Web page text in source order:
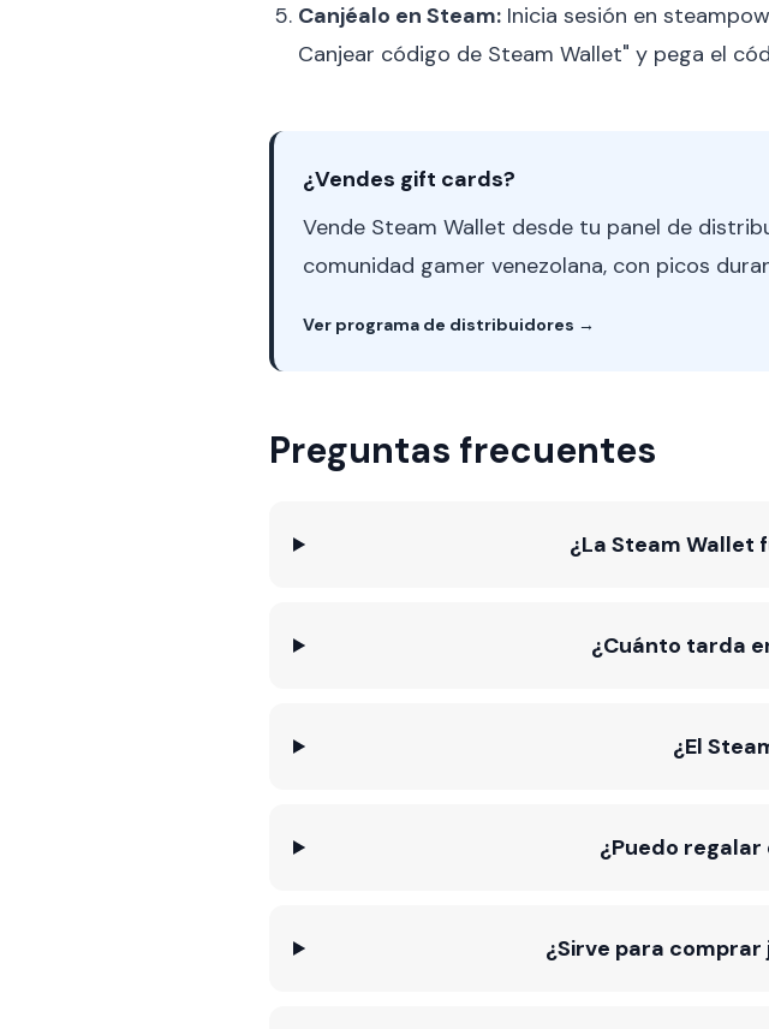
Canjéalo en Steam: Inicia sesión en
Canjear código de Steam Wallet" y pega el
¿Vendes gift cards?
Vende Steam Wallet desde tu panel de
comunidad gamer venezolana, con picos
Ver programa de distribuidores →
Preguntas frecuentes
¿La Steam Wallet
¿Cuánto tarda
¿El
¿Puedo
¿Sirve para